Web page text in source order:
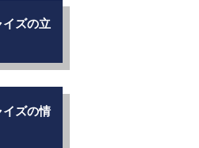
ズの立
ズの情